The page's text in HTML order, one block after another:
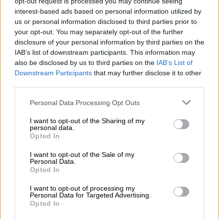
interest-based ads based on personal information utilized by
us or personal information disclosed to third parties prior to
your opt-out. You may separately opt-out of the further
disclosure of your personal information by third parties on the
IAB’s list of downstream participants. This information may
also be disclosed by us to third parties on the IAB’s List of
Downstream Participants that may further disclose it to other
Personal Data Processing Opt Outs
I want to opt-out of the Sharing of my
personal data.
Opted In
I want to opt-out of the Sale of my
Personal Data.
Opted In
I want to opt-out of processing my
Personal Data for Targeted Advertising.
Opted In
Link
Chi
siamo
Contatti
Privacy
policy
La civiltà cinese fu un’antica civiltà che
occupò il territorio della Cina.
Questa civiltà si sviluppò dal 3000 a.C. fino
I primi villaggi cinesi sorsero lungo le
sponde del Fiume Giallo già nel 3000 a.C.,